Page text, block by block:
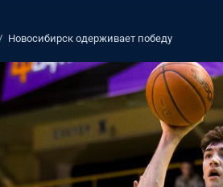
Новосибирск одерживает победу